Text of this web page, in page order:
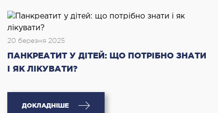
20 березня 2025
ПАНКРЕАТИТ У ДІТЕЙ: ЩО ПОТРІБНО ЗНАТИ
І ЯК ЛІКУВАТИ?
ДОКЛАДНІШЕ